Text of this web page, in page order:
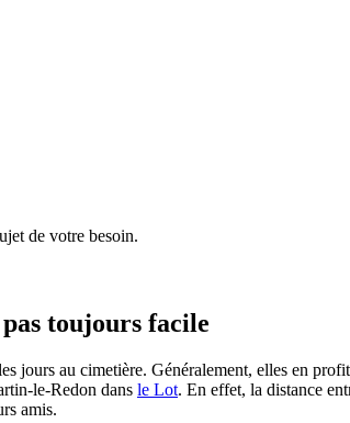
de votre besoin.
toujours facile
jours au cimetière. Généralement, elles en
le-Redon dans le Lot. En effet, la distance
amis.